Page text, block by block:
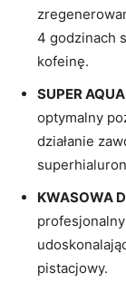
4 godzinach
kofeinę.
SUPER
optymalny
działanie
KWASOWA
pistacjowy.